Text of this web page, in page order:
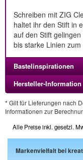
Schreiben mit ZIG
haltet ihr den Stift in
auf den Stift
bis starke Linien
Bastelinspirationen
Hersteller-Information
* Gilt für Lieferungen nach
Informationen zur
Alle Preise inkl. gesetzl.
Markenvielfalt bei